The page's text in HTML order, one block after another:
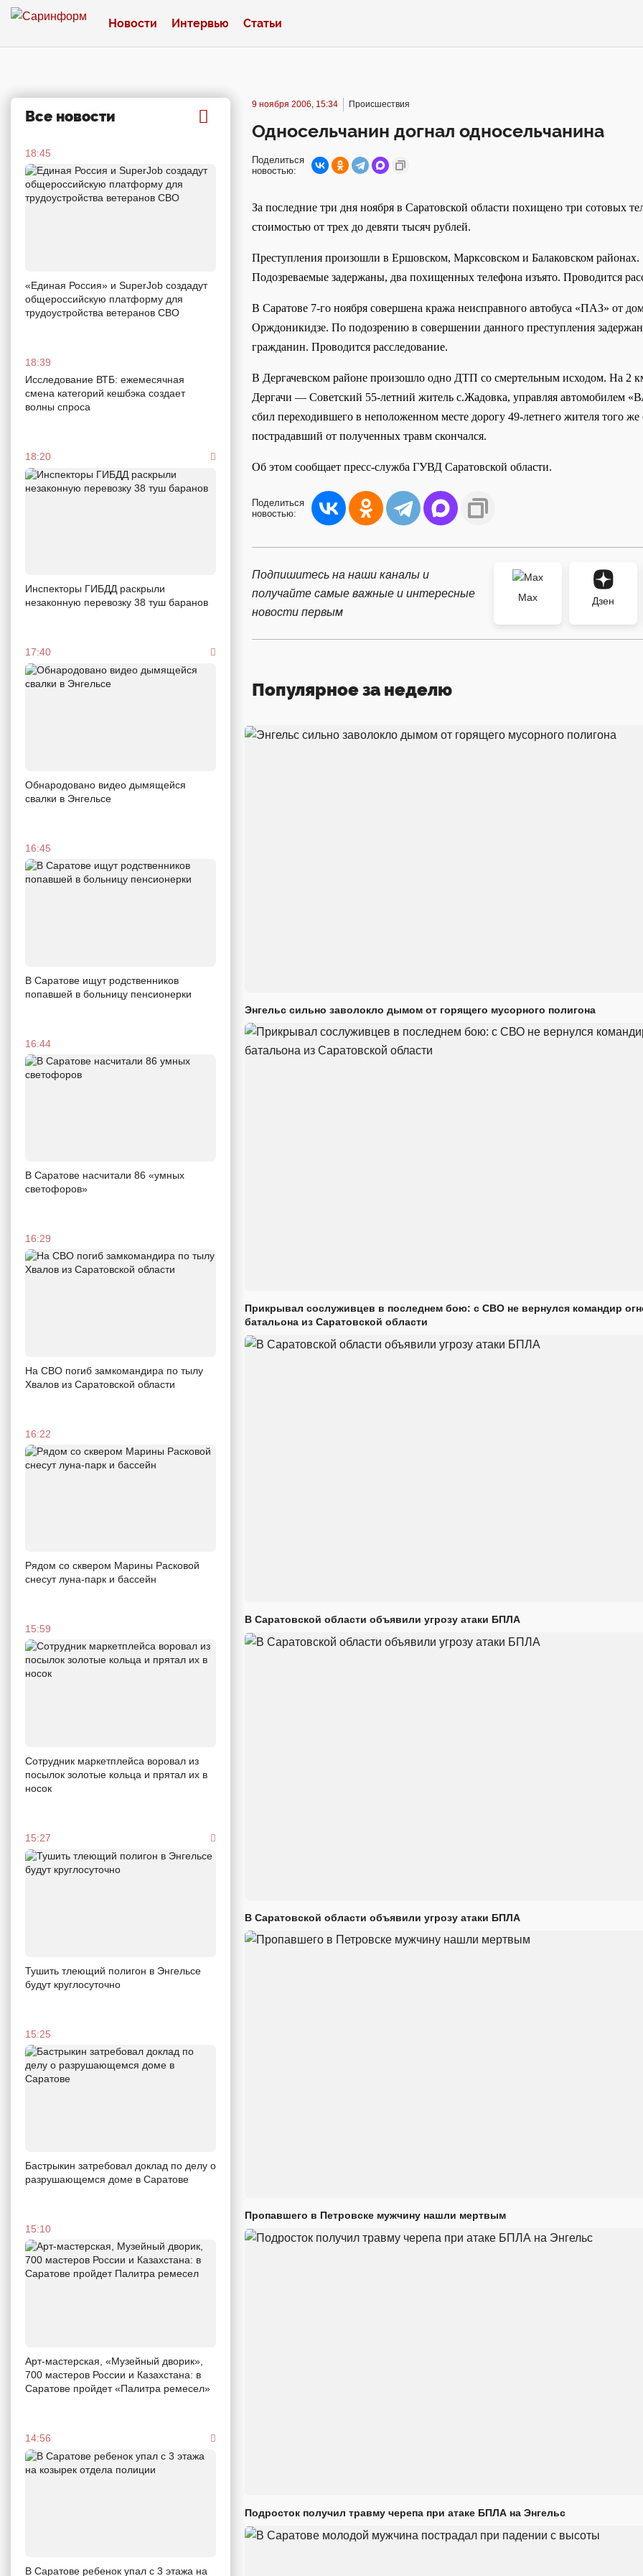
Новости Интервью Статьи
Все новости
18:45
«Единая Россия» и SuperJob создадут
общероссийскую платформу для
трудоустройства ветеранов СВО
18:39
Исследование ВТБ: ежемесячная
смена категорий кешбэка создает
волны спроса
18:20
Инспекторы ГИБДД раскрыли
незаконную перевозку 38 туш баранов
17:40
Обнародовано видео дымящейся
свалки в Энгельсе
16:45
В Саратове ищут родственников
попавшей в больницу пенсионерки
16:44
В Саратове насчитали 86 «умных
светофоров»
16:29
На СВО погиб замкомандира по тылу
Хвалов из Саратовской области
16:22
Рядом со сквером Марины Расковой
снесут луна-парк и бассейн
15:59
Сотрудник маркетплейса воровал из
посылок золотые кольца и прятал их в
носок
15:27
Тушить тлеющий полигон в Энгельсе
будут круглосуточно
15:25
Бастрыкин затребовал доклад по делу о
разрушающемся доме в Саратове
15:10
Арт-мастерская, «Музейный дворик»,
700 мастеров России и Казахстана: в
Саратове пройдет «Палитра ремесел»
14:56
В Саратове ребенок упал с 3 этажа на
9 ноября 2006, 15:34 Происшествия
Односельчанин догнал односельчанина
Поделиться
новостью:
За последние три дня ноября в Саратовской области похищено три сотовых
стоимостью от трех до девяти тысяч рублей.
Преступления произошли в Ершовском, Марксовском и Балаковском районах.
Подозреваемые задержаны, два похищенных телефона изъято. Проводится
В Саратове 7-го ноября совершена кража неисправного автобуса «ПАЗ» от
Орждоникидзе. По подозрению в совершении данного преступления
гражданин. Проводится расследование.
В Дергачевском районе произошло одно ДТП со смертельным исходом. На 2
Дергачи — Советский 55-летний житель с.Жадовка, управляя автомобилем
сбил переходившего в неположенном месте дорогу 49-летнего жителя того
пострадавший от полученных травм скончался.
Об этом сообщает пресс-служба ГУВД Саратовской области.
Поделиться
новостью:
Подпишитесь на наши каналы и
получайте самые важные и интересные
новости первым
Max Дзен
Популярное за неделю
Энгельс сильно заволокло дымом от горящего мусорного полигона
Прикрывал сослуживцев в последнем бою: с СВО не вернулся командир
батальона из Саратовской области
В Саратовской области объявили угрозу атаки БПЛА
В Саратовской области объявили угрозу атаки БПЛА
Пропавшего в Петровске мужчину нашли мертвым
Подросток получил травму черепа при атаке БПЛА на Энгельс